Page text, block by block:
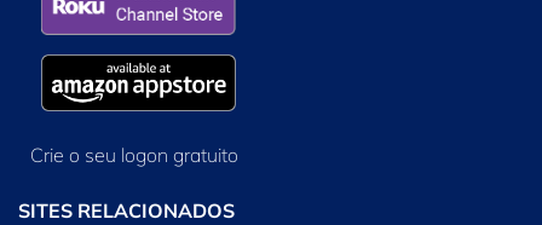
Crie o seu logon gratuito
SITES RELACIONADOS